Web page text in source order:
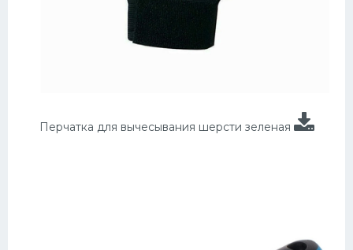
Перчатка для вычесывания шерсти зеленая